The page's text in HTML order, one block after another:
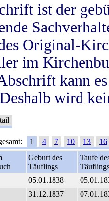
ist der
Original-
im
kann
wird
1 4 7 10 13
16
Geburt des
Täuflings
Taufe
Täuflings
05.01.1838
31.12.1837